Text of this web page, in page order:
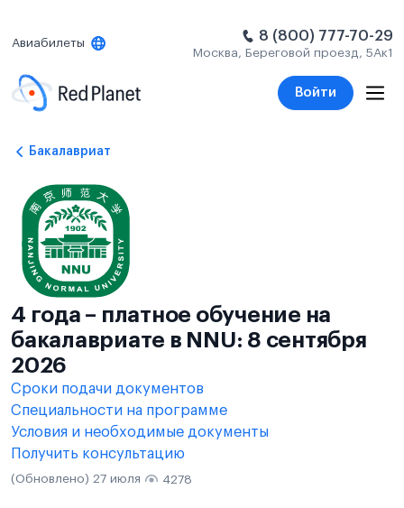
Авиабилеты 8 (800) 777-70-29
Москва, Береговой проезд, 5Ак1
Войти
Бакалавриат
4 года – платное обучение на
бакалавриате в NNU: 8 сентября
2026
Сроки подачи документов
Специальности на программе
Условия и необходимые документы
Получить консультацию
(Обновлено) 27 июля 4278